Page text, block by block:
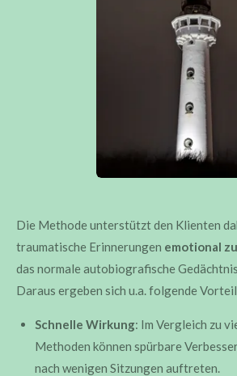
Die Methode unterstützt den Klienten
traumatische Erinnerungen emotional
das normale autobiografische
Daraus ergeben sich u.a. folgende
Schnelle Wirkung: Im Vergleich zu
Methoden können spürbare
nach wenigen Sitzungen auftreten.